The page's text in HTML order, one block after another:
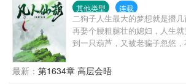
其他类型 连载
二狗子人生最大的梦想就是攒几
再娶个腰粗腿壮的媳妇，人生
到一只葫芦，又被老骗子忽悠
最新： 第1634章 高层会晤